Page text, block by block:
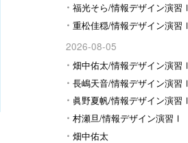
福光そら/情報デザイン演習Ⅰ
重松佳穏/情報デザイン演習Ⅰ
2026-08-05
畑中佑太/情報デザイン演習Ⅰ
長嶋天音/情報デザイン演習Ⅰ
眞野夏帆/情報デザイン演習Ⅰ
村瀬旦/情報デザイン演習Ⅰ
畑中佑太